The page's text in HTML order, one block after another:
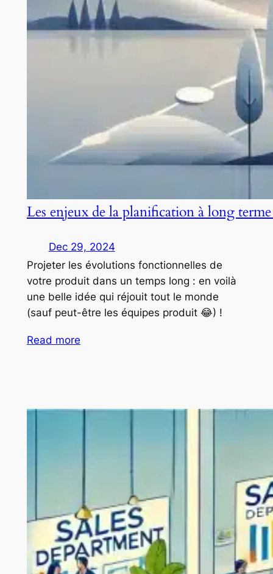
Les enjeux de la planification à long
Dec 29, 2024
Projeter les évolutions fonctionnelles de
votre produit dans un temps long : en voilà
une belle idée qui réjouit tout le monde
(sauf peut-être les équipes produit 😂) !
Read more